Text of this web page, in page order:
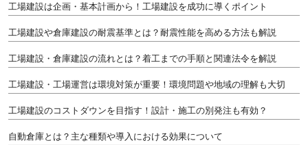
工場建設は企画・基本計画から！工場建設を成功に導くポイント
工場建設や倉庫建設の耐震基準とは？耐震性能を高める方法も解説
工場建設・倉庫建設の流れとは？着工までの手順と関連法令を解説
工場建設・工場運営は環境対策が重要！環境問題や地域の理解も大切
工場建設のコストダウンを目指す！設計・施工の別発注も有効？
自動倉庫とは？主な種類や導入における効果について